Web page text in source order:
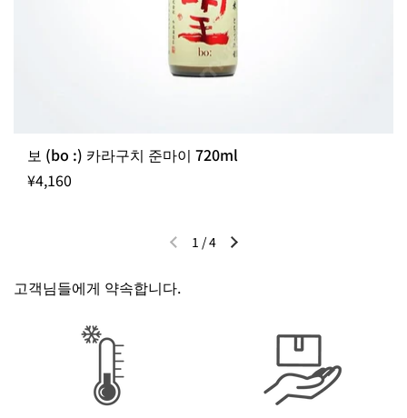
보 (bo :) 카라구치 준마이 720ml
¥4,160
이전 슬라이드다음 슬라이드
1 /4
고객님들에게 약속합니다.